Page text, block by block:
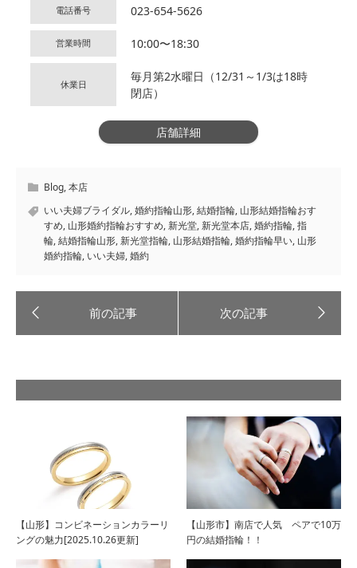
電話番号 023-654-5626
営業時間 10:00〜18:30
休業日
毎月第2水曜日（12/31～1/3は18時
閉店）
店舗詳細
Blog,本店
いい夫婦ブライダル,婚約指輪山形,結婚指輪, 山形結婚指輪おす
すめ, 山形婚約指輪おすすめ,新光堂,新光堂本店,婚約指輪,指
輪,結婚指輪山形,新光堂指輪, 山形結婚指輪,婚約指輪早い, 山形
婚約指輪, いい夫婦,婚約
【山形】コンビネーションカラーリ
ングの魅力[2025.10.26更新]
【山形市】南店で人気 ペアで10万
円の結婚指輪！！